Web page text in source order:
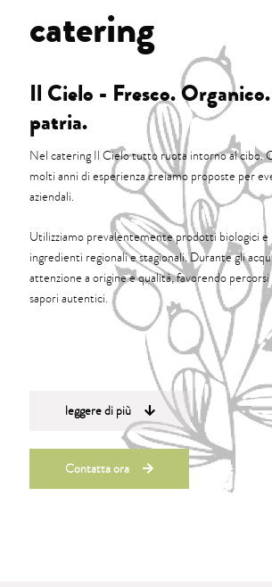
catering
Il Cielo - Fresco.
patria.
Nel catering Il Cielo tutto ruota intorno al cibo.
molti anni di esperienza creiamo proposte per
aziendali.
Utilizziamo prevalentemente prodotti biologici e
ingredienti regionali e stagionali. Durante gli
attenzione a origine e qualità, favorendo percorsi
sapori autentici.
leggere di più
Contatta ora